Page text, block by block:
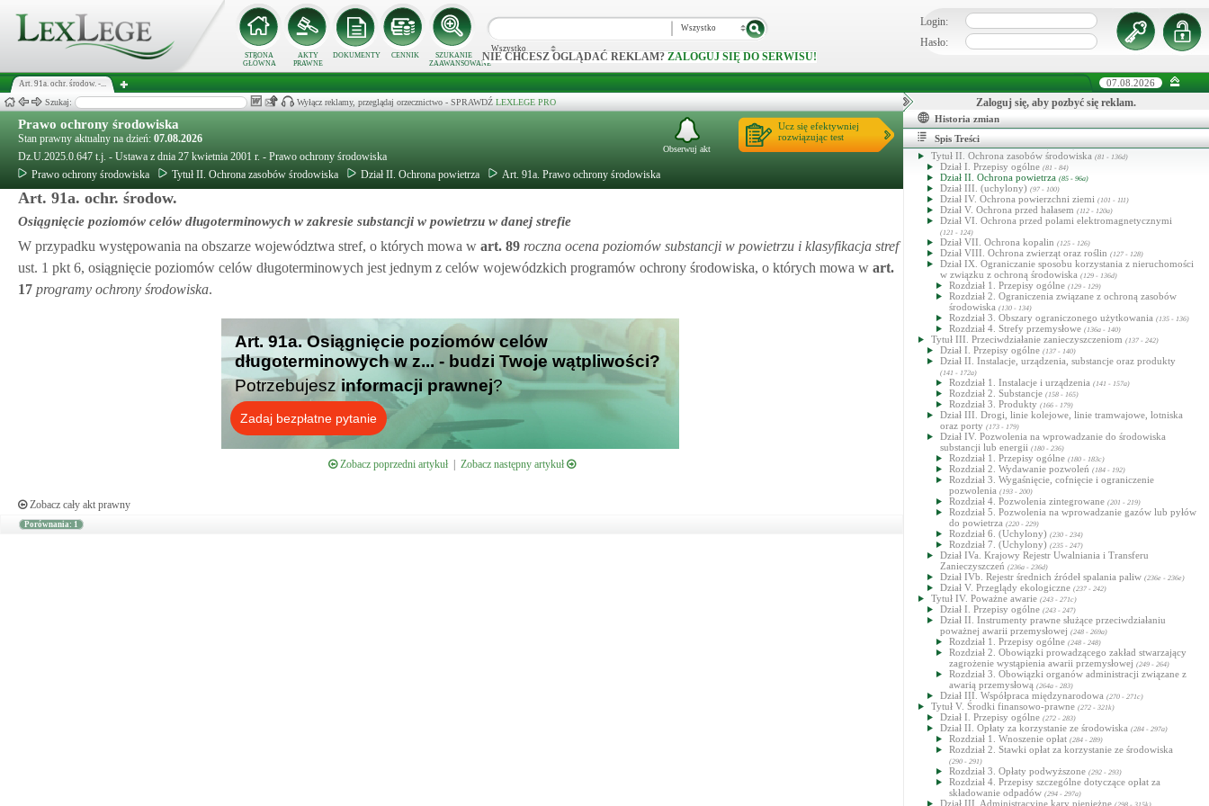
STRONA
GŁÓWNA
AKTY
PRAWNE
DOKUMENTY CENNIK
SZUKANIE
ZAAWANSOWANE
Wszystko
Wszystko
NIE CHCESZ OGLĄDAĆ REKLAM? ZALOGUJ SIĘ DO SERWISU!
Login:
Hasło:
Art. 91a. ochr. środow. -... 07.08.2026
Szukaj: Wyłącz reklamy, przeglądaj orzecznictwo - SPRAWDŹ LEXLEGE PRO
Prawo ochrony środowiska
Stan prawny aktualny na dzień: 07.08.2026
Dz.U.2025.0.647 t.j. - Ustawa z dnia 27 kwietnia 2001 r. - Prawo ochrony środowiska
Prawo ochrony środowiska
Tytuł II. Ochrona zasobów środowiska Dział II. Ochrona powietrza Art. 91a. Prawo ochrony środowiska
Ucz się efektywniej
rozwiązując test
Obserwuj akt
Art. 91a. ochr. środow.
Osiągnięcie poziomów celów długoterminowych w zakresie substancji w powietrzu w danej strefie
W przypadku występowania na obszarze województwa stref, o których mowa w art. 89 roczna ocena poziomów substancji w powietrzu i klasyfikacja stref
ust. 1 pkt 6, osiągnięcie poziomów celów długoterminowych jest jednym z celów wojewódzkich programów ochrony środowiska, o których mowa w art.
17 programy ochrony środowiska.
Art. 91a. Osiągnięcie poziomów celów
długoterminowych w z... - budzi Twoje wątpliwości?
Potrzebujesz informacji prawnej?
Zadaj bezpłatne pytanie
Zobacz poprzedni artykuł| Zobacz następny artykuł
Zobacz cały akt prawny
Porównania: 1
Zaloguj się, aby pozbyć się reklam.
Historia zmian
Spis Treści
Dział III. Polityka ochrony środowiska
Dział IV. Informacje o środowisku(19 - 30)
Rozdział 1. (Uchylony)
Rozdział 2. (uchylony)(25 - 39)
(40 - 70)
Rozdział 2. (uchylony)(46 - 57)
Rozdział 3. (uchylony)(58 - 128)
Dział VII. Ochrona środowiska w zagospodarowaniu
przestrzennym i przy realizacji inwestycji
Dział VIII. Edukacja ekologiczna, badania z zakresu ochrony
środowiska oraz reklama(77 - 80c)
Tytuł II. Ochrona zasobów środowiska (81 - 136d)
Dział I. Przepisy ogólne (81 - 84)
Dział II. Ochrona powietrza (85 - 96a)
Dział III. (uchylony) (97 - 100)
Dział IV. Ochrona powierzchni ziemi (101 - 111)
Dział V. Ochrona przed hałasem (112 - 120a)
Dział VI. Ochrona przed polami elektromagnetycznymi
(121 - 124)
Dział VII. Ochrona kopalin (125 - 126)
Dział VIII. Ochrona zwierząt oraz roślin (127 - 128)
Dział IX. Ograniczanie sposobu korzystania z nieruchomości
w związku z ochroną środowiska (129 - 136d)
Rozdział 1. Przepisy ogólne (129 - 129)
Rozdział 2. Ograniczenia związane z ochroną zasobów
środowiska (130 - 134)
Rozdział 3. Obszary ograniczonego użytkowania (135 - 136)
Rozdział 4. Strefy przemysłowe (136a - 140)
Tytuł III. Przeciwdziałanie zanieczyszczeniom (137 - 242)
Dział I. Przepisy ogólne (137 - 140)
Dział II. Instalacje, urządzenia, substancje oraz produkty
(141 - 172a)
Rozdział 1. Instalacje i urządzenia (141 - 157a)
Rozdział 2. Substancje (158 - 165)
Rozdział 3. Produkty (166 - 179)
Dział III. Drogi, linie kolejowe, linie tramwajowe, lotniska
oraz porty (173 - 179)
Dział IV. Pozwolenia na wprowadzanie do środowiska
substancji lub energii (180 - 236)
Rozdział 1. Przepisy ogólne (180 - 183c)
Rozdział 2. Wydawanie pozwoleń (184 - 192)
Rozdział 3. Wygaśnięcie, cofnięcie i ograniczenie
pozwolenia (193 - 200)
Rozdział 4. Pozwolenia zintegrowane (201 - 219)
Rozdział 5. Pozwolenia na wprowadzanie gazów lub pyłów
do powietrza (220 - 229)
Rozdział 6. (Uchylony) (230 - 234)
Rozdział 7. (Uchylony) (235 - 247)
Dział IVa. Krajowy Rejestr Uwalniania i Transferu
Zanieczyszczeń (236a - 236d)
Dział IVb. Rejestr średnich źródeł spalania paliw (236e - 236e)
Dział V. Przeglądy ekologiczne (237 - 242)
Tytuł IV. Poważne awarie (243 - 271c)
Dział I. Przepisy ogólne (243 - 247)
Dział II. Instrumenty prawne służące przeciwdziałaniu
poważnej awarii przemysłowej (248 - 269a)
Rozdział 1. Przepisy ogólne (248 - 248)
Rozdział 2. Obowiązki prowadzącego zakład stwarzający
zagrożenie wystąpienia awarii przemysłowej (249 - 264)
Rozdział 3. Obowiązki organów administracji związane z
awarią przemysłową (264a - 283)
Dział III. Współpraca międzynarodowa (270 - 271c)
Tytuł V. Środki finansowo-prawne (272 - 321k)
Dział I. Przepisy ogólne (272 - 283)
Dział II. Opłaty za korzystanie ze środowiska (284 - 297a)
Rozdział 1. Wnoszenie opłat (284 - 289)
Rozdział 2. Stawki opłat za korzystanie ze środowiska
(290 - 291)
Rozdział 3. Opłaty podwyższone (292 - 293)
Rozdział 4. Przepisy szczególne dotyczące opłat za
składowanie odpadów (294 - 297a)
Dział III. Administracyjne kary pieniężne